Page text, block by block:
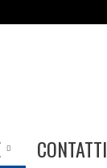
CONTATTI